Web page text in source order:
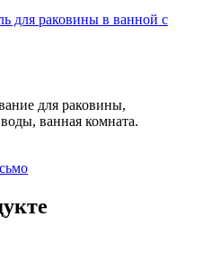
для раковины,
ванная комната.